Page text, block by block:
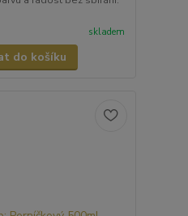
skladem
do košíku